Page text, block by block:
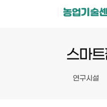
농업기술
스마
연구시설